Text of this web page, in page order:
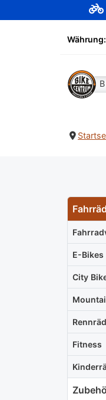
Währung:
E-Bikes
City
Fitness